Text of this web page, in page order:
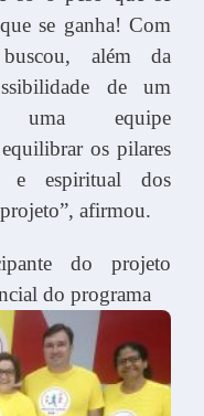
se ganha! Com
além da
de um
uma equipe
os pilares
e espiritual dos
afirmou.
do projeto
do programa